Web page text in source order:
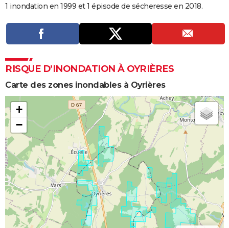
COPAINS D'AVANT
Se connecter
Collèges
Universités
Entreprises
Service militaire
Avis de recherche
AVIS DE DÉCÈS
Bricolage
Lifestyle
Culture
Sport
Auto
Television
Voyage
Cinema
1 inondation en 1999 et 1 épisode de sécheresse en 2018.
RISQUE D’INONDATION À OYRIÈRES
Carte des zones inondables à Oyrières
+
−